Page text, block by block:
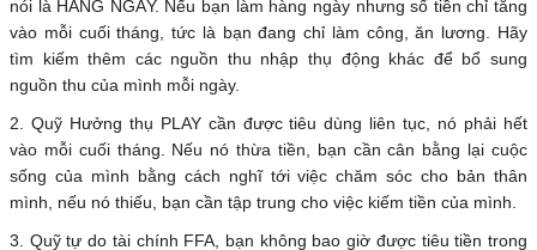
nói là HÀNG NGÀY. Nếu bạn làm hàng ngày nhưng số tiền chỉ tăng
vào mỗi cuối tháng, tức là bạn đang chỉ làm công, ăn lương. Hãy
tìm kiếm thêm các nguồn thu nhập thụ động khác để bổ sung
nguồn thu của mình mỗi ngày.
2. Quỹ Hưởng thụ PLAY cần được tiêu dùng liên tục, nó phải hết
vào mỗi cuối tháng. Nếu nó thừa tiền, bạn cần cân bằng lại cuộc
sống của mình bằng cách nghĩ tới việc chăm sóc cho bản thân
mình, nếu nó thiếu, bạn cần tập trung cho việc kiếm tiền của mình.
3. Quỹ tự do tài chính FFA, bạn không bao giờ được tiêu tiền trong